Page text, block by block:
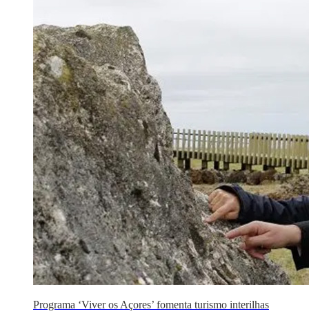
Programa ‘Viver os Açores’ fomenta turismo interilhas